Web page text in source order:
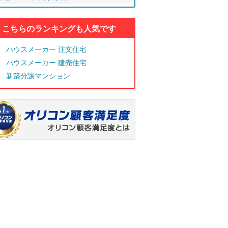
こちらのランキングも人気です
ハウスメーカー 注文住宅
ハウスメーカー 建売住宅
新築分譲マンション